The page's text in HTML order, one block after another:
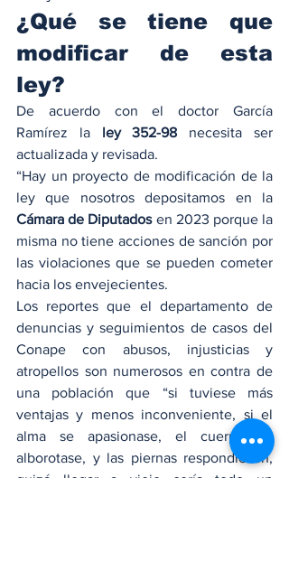
¿Qué se tiene que
modificar de esta
ley?
De acuerdo con el doctor García
Ramírez la ley 352-98 necesita ser
actualizada y revisada.
“Hay un proyecto de modificación de la
Cámara de Diputados en 2023 porque la
misma no tiene acciones de sanción por
las violaciones que se pueden cometer
hacia los envejecientes.
Los reportes que el departamento de
denuncias y seguimientos de casos del
Conape con abusos, injusticias y
atropellos son numerosos en contra de
una población que “si tuviese más
ventajas y menos inconveniente, si el
alma se apasionase, el cuerpo se
alborotase, y las piernas respondiesen,
quizá llegar a viejo sería todo un